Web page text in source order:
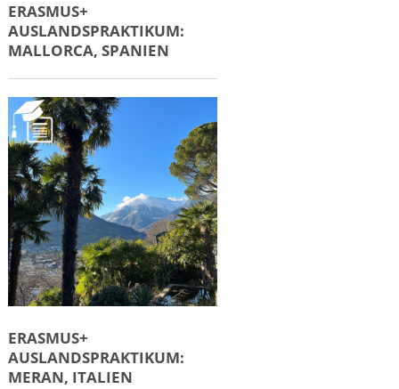
ERASMUS+
AUSLANDSPRAKTIKUM:
MALLORCA, SPANIEN
ERASMUS+
AUSLANDSPRAKTIKUM:
MERAN, ITALIEN